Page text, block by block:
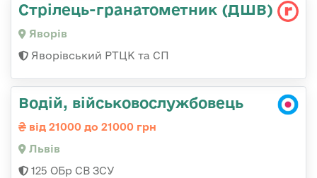
Стрілець-гранатометник (ДШВ)
Яворів
Яворівський РТЦК та СП
Водій, військовослужбовець
від 21000 до 21000 грн
Львів
125 ОБр СВ ЗСУ